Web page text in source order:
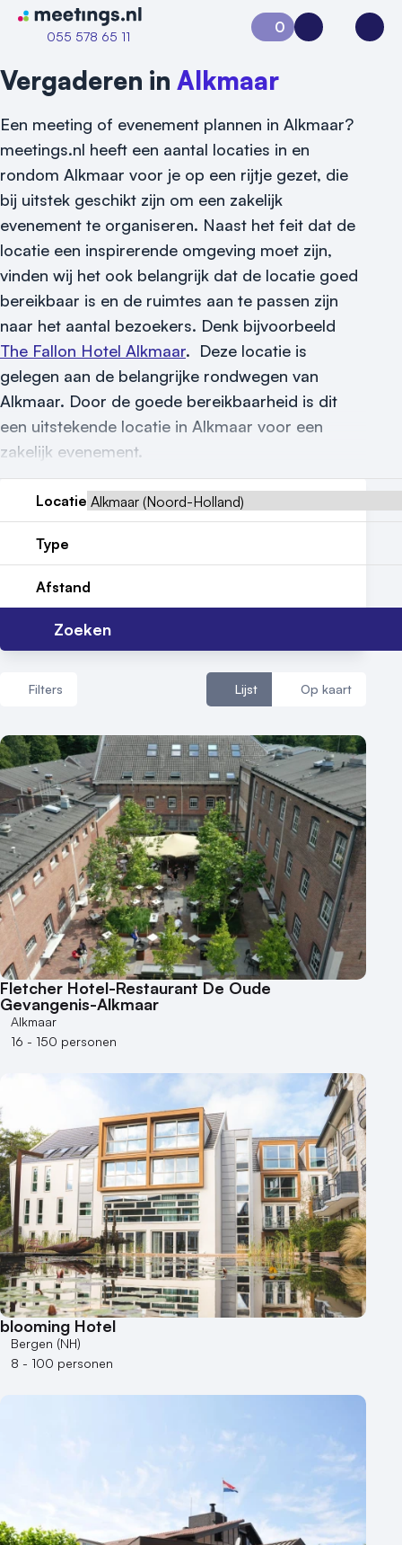
Naar home van Meetings
055 578 65 11
Vraag locatie aan
Locatiegids
Meld locatie aan
Reviews (5⭐️)
Contact
0
Aanvraag 0Inloggen
Vergaderen in Alkmaar
Een meeting of evenement plannen in Alkmaar?
meetings.nl heeft een aantal locaties in en
rondom Alkmaar voor je op een rijtje gezet, die
bij uitstek geschikt zijn om een zakelijk
evenement te organiseren. Naast het feit dat de
locatie een inspirerende omgeving moet zijn,
vinden wij het ook belangrijk dat de locatie goed
bereikbaar is en de ruimtes aan te passen zijn
naar het aantal bezoekers. Denk bijvoorbeeld
The Fallon Hotel Alkmaar. Deze locatie is
gelegen aan de belangrijke rondwegen van
Alkmaar. Door de goede bereikbaarheid is dit
een uitstekende locatie in Alkmaar voor een
zakelijk evenement.
Locatie
Type
Afstand
Zoeken
Filters Lijst Op kaart
Aantal zalen
1 - 5 zalen
6 - 10 zalen
10 of meer zalen
Aantal personen
1 - 50 personen
50 - 100 personen
100 - 250 personen
250 - 500 personen
500+ personen
Bijzondere locaties
Groene locatie
Heisessie
Hotel
Hybride events
Industriële locatie
Kasteel en landgoed
Kleine / intieme locatie
Locaties aan zee
Museum
Theater
Varende locatie
Fletcher Hotel-Restaurant De Oude
Gevangenis-Alkmaar
Alkmaar
16 - 150 personen
blooming Hotel
Bergen (NH)
8 - 100 personen